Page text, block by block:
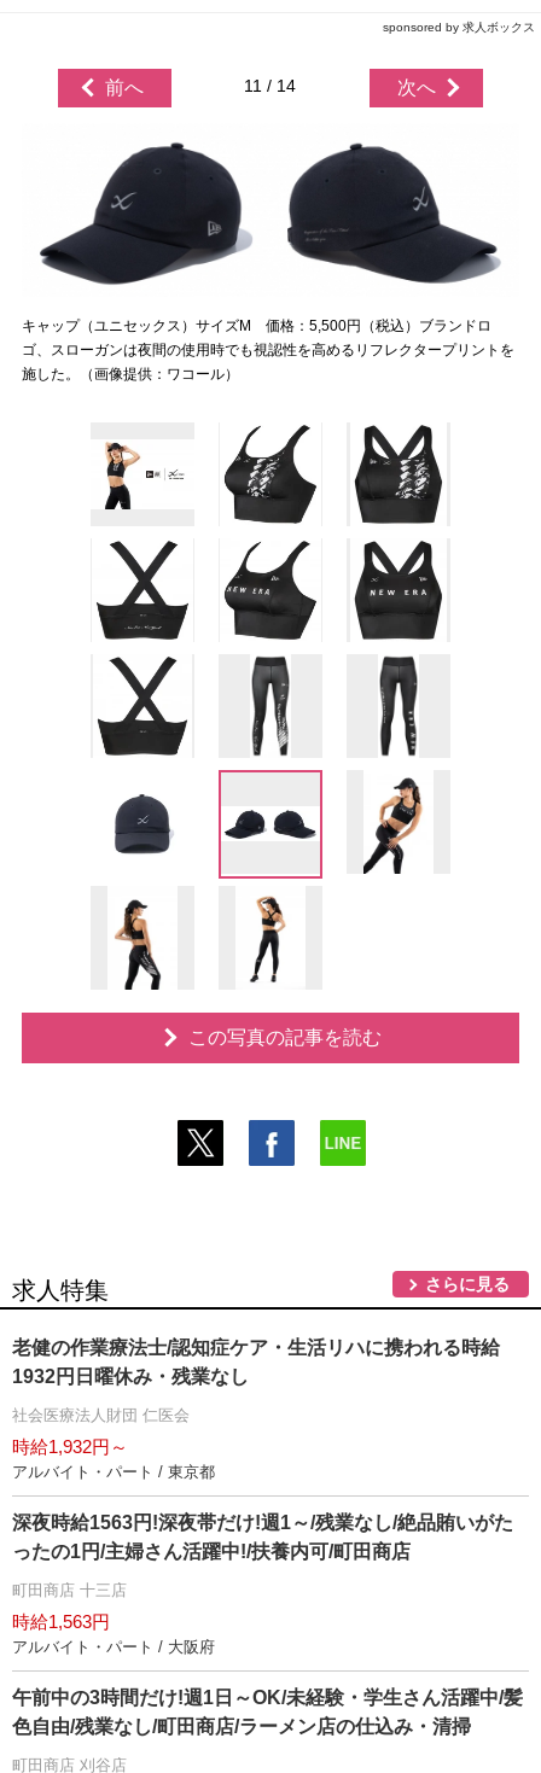
sponsored by 求人ボックス
前へ 11 / 14 次へ
キャップ（ユニセックス）サイズM 価格：5,500円（税込）ブランドロ
ゴ、スローガンは夜間の使用時でも視認性を高めるリフレクタープリントを
施した。（画像提供：ワコール）
この写真の記事を読む
求人特集 さらに見る
老健の作業療法士/認知症ケア・生活リハに携われる時給
1932円日曜休み・残業なし
社会医療法人財団 仁医会
時給1,932円～
アルバイト・パート / 東京都
深夜時給1563円!深夜帯だけ!週1～/残業なし/絶品賄いがた
ったの1円/主婦さん活躍中!/扶養内可/町田商店
町田商店 十三店
時給1,563円
アルバイト・パート / 大阪府
午前中の3時間だけ!週1日～OK/未経験・学生さん活躍中/髪
色自由/残業なし/町田商店/ラーメン店の仕込み・清掃
町田商店 刈谷店